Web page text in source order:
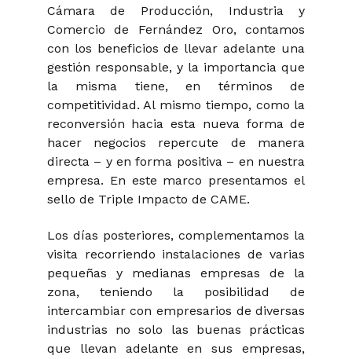
Cámara de Producción, Industria y
Comercio de Fernández Oro, contamos
con los beneficios de llevar adelante una
gestión responsable, y la importancia que
la misma tiene, en términos de
competitividad. Al mismo tiempo, como la
reconversión hacia esta nueva forma de
hacer negocios repercute de manera
directa – y en forma positiva – en nuestra
empresa. En este marco presentamos el
sello de Triple Impacto de CAME.
Los días posteriores, complementamos la
visita recorriendo instalaciones de varias
pequeñas y medianas empresas de la
zona, teniendo la posibilidad de
intercambiar con empresarios de diversas
industrias no solo las buenas prácticas
que llevan adelante en sus empresas,